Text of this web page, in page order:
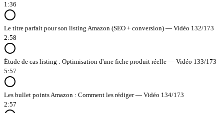
1:36
Le titre parfait pour son listing Amazon (SEO + conversion) — Vidéo 132/173
2:58
Étude de cas listing : Optimisation d'une fiche produit réelle — Vidéo 133/173
5:57
Les bullet points Amazon : Comment les rédiger — Vidéo 134/173
2:57